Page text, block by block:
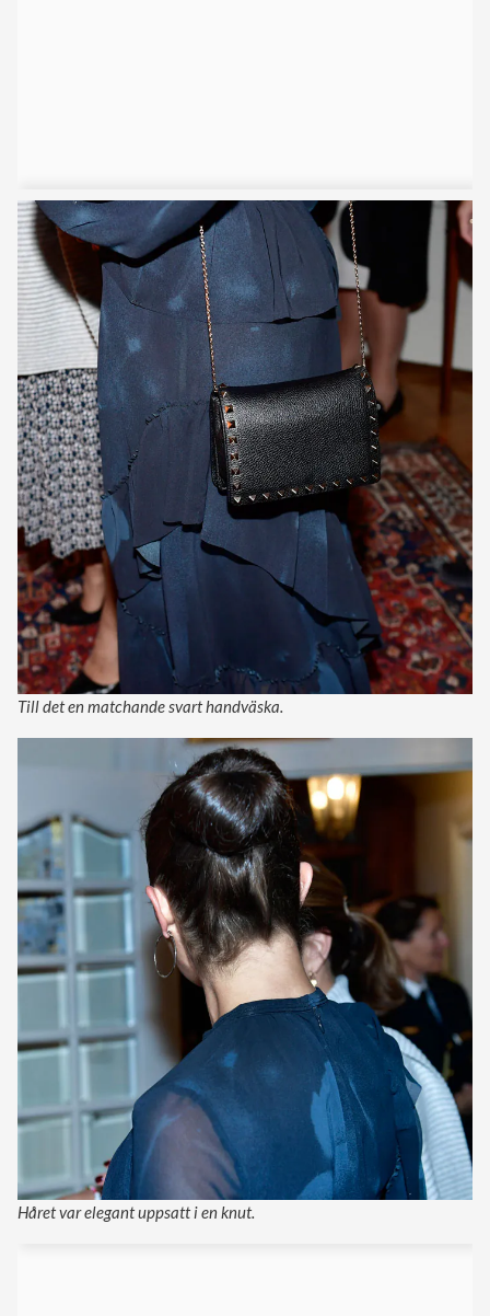
Till det en matchande svart handväska.
Håret var elegant uppsatt i en knut.